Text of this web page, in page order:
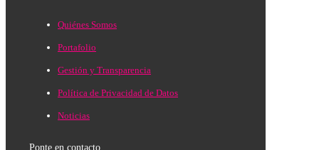
Quiénes Somos
Portafolio
Gestión y Transparencia
Política de Privacidad de Datos
Noticias
Ponte en contacto